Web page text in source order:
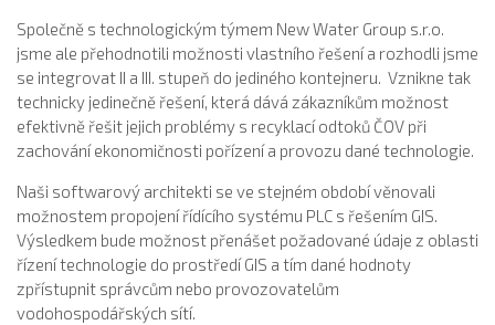
Společně s technologickým týmem New Water Group s.r.o.
jsme ale přehodnotili možnosti vlastního řešení a rozhodli jsme
se integrovat II a III. stupeň do jediného kontejneru. Vznikne tak
technicky jedinečně řešení, která dává zákazníkům možnost
efektivně řešit jejich problémy s recyklací odtoků ČOV při
zachování ekonomičnosti pořízení a provozu dané technologie.
Naši softwarový architekti se ve stejném období věnovali
možnostem propojení řídícího systému PLC s řešením GIS.
Výsledkem bude možnost přenášet požadované údaje z oblasti
řízení technologie do prostředí GIS a tím dané hodnoty
zpřístupnit správcům nebo provozovatelům
vodohospodářských sítí.